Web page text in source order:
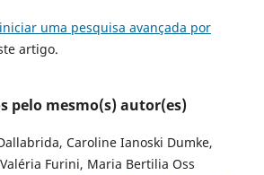
iniciar uma pesquisa avançada por
artigo.
pelo mesmo(s) autor(es)
Caroline Ianoski Dumke,
Furini, Maria Bertilia Oss